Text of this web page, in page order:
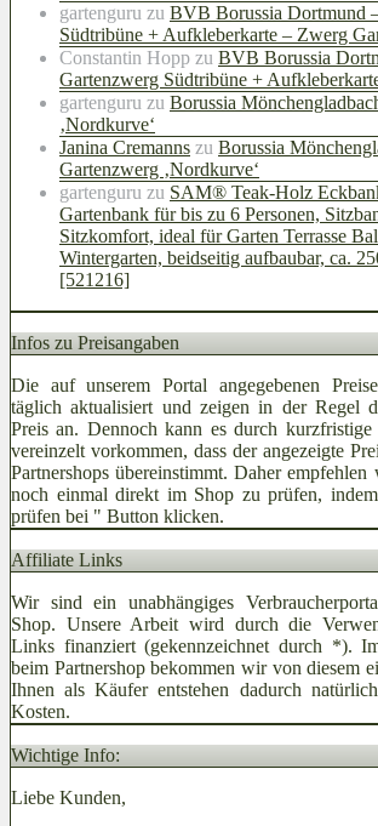
gartenguru zu BVB Borussia Dortmund
Südtribüne + Aufkleberkarte – Zwerg
Constantin Hopp zu BVB Borussia
Gartenzwerg Südtribüne +
gartenguru zu Borussia
‚Nordkurve‘
Janina Cremanns zu Borussia
Gartenzwerg ‚Nordkurve‘
gartenguru zu SAM® Teak-Holz
Gartenbank für bis zu 6 Personen,
Sitzkomfort, ideal für Garten Terrasse
Wintergarten, beidseitig aufbaubar, ca.
[521216]
Infos zu Preisangaben
Die auf unserem Portal angegebenen
täglich aktualisiert und zeigen in der Regel
Preis an. Dennoch kann es durch kurzfristige
vereinzelt vorkommen, dass der angezeigte
Partnershops übereinstimmt. Daher
noch einmal direkt im Shop zu prüfen,
prüfen bei " Button klicken.
Affiliate Links
Wir sind ein unabhängiges
Shop. Unsere Arbeit wird durch die
Links finanziert (gekennzeichnet durch *).
beim Partnershop bekommen wir von diesem
Ihnen als Käufer entstehen dadurch
Kosten.
Wichtige Info:
Liebe Kunden,